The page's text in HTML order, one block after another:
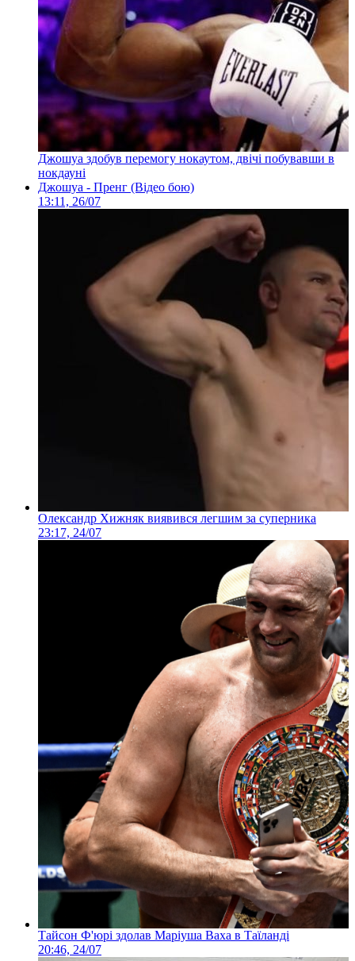
Джошуа здобув перемогу нокаутом, двічі побувавши в
нокдауні
Джошуа - Пренг (Відео бою)
13:11, 26/07
Олександр Хижняк виявився легшим за суперника
23:17, 24/07
Тайсон Ф'юрі здолав Маріуша Ваха в Таїланді
20:46, 24/07